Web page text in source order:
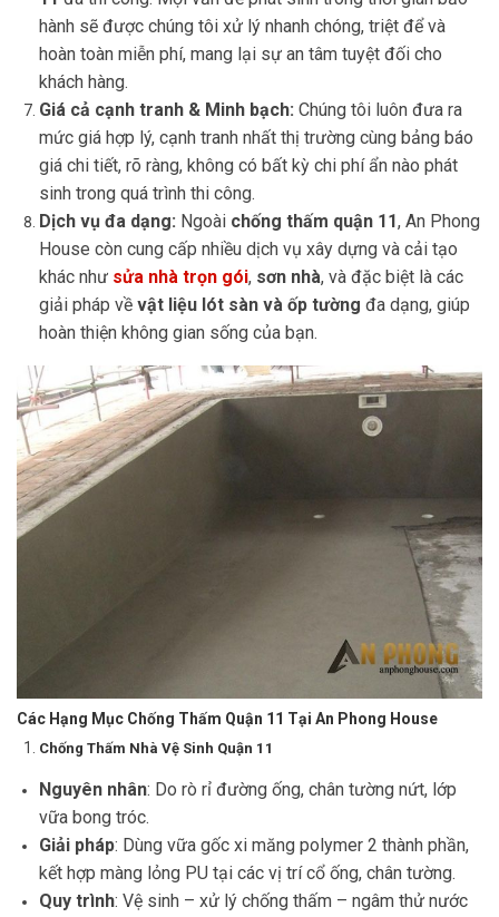
hành sẽ được chúng tôi xử lý nhanh chóng, triệt để và
hoàn toàn miễn phí, mang lại sự an tâm tuyệt đối cho
khách hàng.
Giá cả cạnh tranh & Minh bạch: Chúng tôi luôn đưa ra
mức giá hợp lý, cạnh tranh nhất thị trường cùng bảng báo
giá chi tiết, rõ ràng, không có bất kỳ chi phí ẩn nào phát
sinh trong quá trình thi công.
Dịch vụ đa dạng: Ngoài chống thấm quận 11, An Phong
House còn cung cấp nhiều dịch vụ xây dựng và cải tạo
khác như sửa nhà trọn gói, sơn nhà, và đặc biệt là các
giải pháp về vật liệu lót sàn và ốp tường đa dạng, giúp
hoàn thiện không gian sống của bạn.
Các Hạng Mục Chống Thấm Quận 11 Tại An Phong House
Chống Thấm Nhà Vệ Sinh Quận 11
Nguyên nhân: Do rò rỉ đường ống, chân tường nứt, lớp
vữa bong tróc.
Giải pháp: Dùng vữa gốc xi măng polymer 2 thành phần,
kết hợp màng lỏng PU tại các vị trí cổ ống, chân tường.
Quy trình: Vệ sinh – xử lý chống thấm – ngâm thử nước